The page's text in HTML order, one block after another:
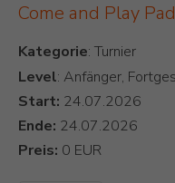
Come and Play
Kategorie
Level: Anfänger,
Start:
Ende:
Preis: